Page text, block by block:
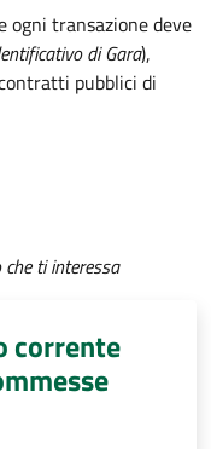
ogni transazione deve
di Gara),
pubblici di
ti interessa
corrente